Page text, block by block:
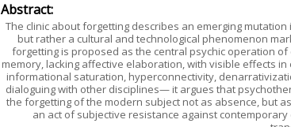
Abstract:
The clinic about forgetting describes an emerging
but rather a cultural and technological phenomenon
forgetting is proposed as the central psychic operation
memory, lacking affective elaboration, with visible effects
informational saturation, hyperconnectivity,
dialoguing with other disciplines— it argues that
the forgetting of the modern subject not as absence, but
an act of subjective resistance against